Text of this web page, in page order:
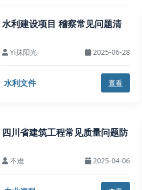
水利建设项目 稽察常见问题清
Yi抹阳光 2025-06-28
水利文件 查看
四川省建筑工程常见质量问题防
不难 2025-04-06